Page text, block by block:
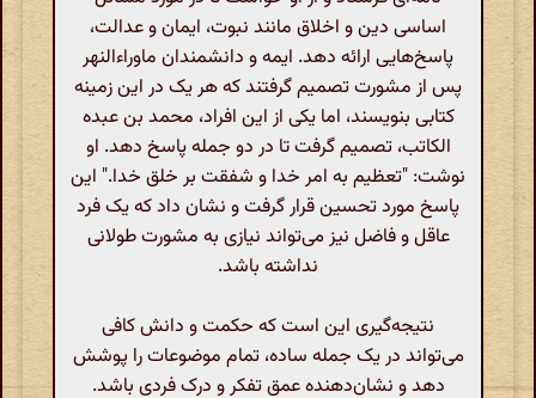
اساسی دین و اخلاق مانند نبوت، ایمان و عدالت،
پاسخ‌هایی ارائه دهد. ایمه و دانشمندان ماوراءالنهر
پس از مشورت تصمیم گرفتند که هر یک در این زمینه
کتابی بنویسند، اما یکی از این افراد، محمد بن عبده
الکاتب، تصمیم گرفت تا در دو جمله پاسخ دهد. او
نوشت: "تعظیم به امر خدا و شفقت بر خلق خدا." این
پاسخ مورد تحسین قرار گرفت و نشان داد که یک فرد
عاقل و فاضل نیز می‌تواند نیازی به مشورت طولانی
نداشته باشد.
نتیجه‌گیری این است که حکمت و دانش کافی
می‌تواند در یک جمله ساده، تمام موضوعات را پوشش
دهد و نشان‌دهنده عمق تفکر و درک فردی باشد.